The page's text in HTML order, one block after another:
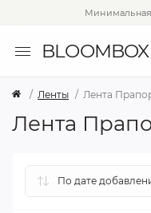
Минимальная
BLOOMBOX
Ленты Лента
Лента